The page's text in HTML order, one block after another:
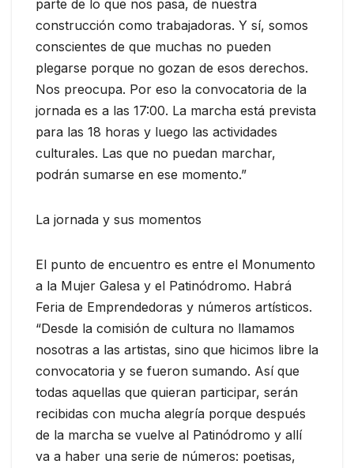
parte de lo que nos pasa, de nuestra
construcción como trabajadoras. Y sí, somos
conscientes de que muchas no pueden
plegarse porque no gozan de esos derechos.
Nos preocupa. Por eso la convocatoria de la
jornada es a las 17:00. La marcha está prevista
para las 18 horas y luego las actividades
culturales. Las que no puedan marchar,
podrán sumarse en ese momento.”
La jornada y sus momentos
El punto de encuentro es entre el Monumento
a la Mujer Galesa y el Patinódromo. Habrá
Feria de Emprendedoras y números artísticos.
“Desde la comisión de cultura no llamamos
nosotras a las artistas, sino que hicimos libre la
convocatoria y se fueron sumando. Así que
todas aquellas que quieran participar, serán
recibidas con mucha alegría porque después
de la marcha se vuelve al Patinódromo y allí
va a haber una serie de números: poetisas,